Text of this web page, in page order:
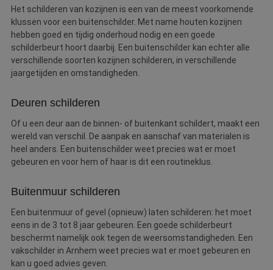
Het schilderen van kozijnen is een van de meest voorkomende
klussen voor een buitenschilder. Met name houten kozijnen
hebben goed en tijdig onderhoud nodig en een goede
schilderbeurt hoort daarbij. Een buitenschilder kan echter alle
verschillende soorten kozijnen schilderen, in verschillende
jaargetijden en omstandigheden.
Deuren schilderen
Of u een deur aan de binnen- of buitenkant schildert, maakt een
wereld van verschil. De aanpak en aanschaf van materialen is
heel anders. Een buitenschilder weet precies wat er moet
gebeuren en voor hem of haar is dit een routineklus.
Buitenmuur schilderen
Een buitenmuur of gevel (opnieuw) laten schilderen: het moet
eens in de 3 tot 8 jaar gebeuren. Een goede schilderbeurt
beschermt namelijk ook tegen de weersomstandigheden. Een
vakschilder in Arnhem weet precies wat er moet gebeuren en
kan u goed advies geven.